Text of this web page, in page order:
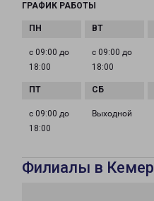
ГРАФИК РАБОТЫ
с 09:00 до
18:00
с 09:00 до
18:00
с 09:00 до
18:00
Выходной
Филиалы в